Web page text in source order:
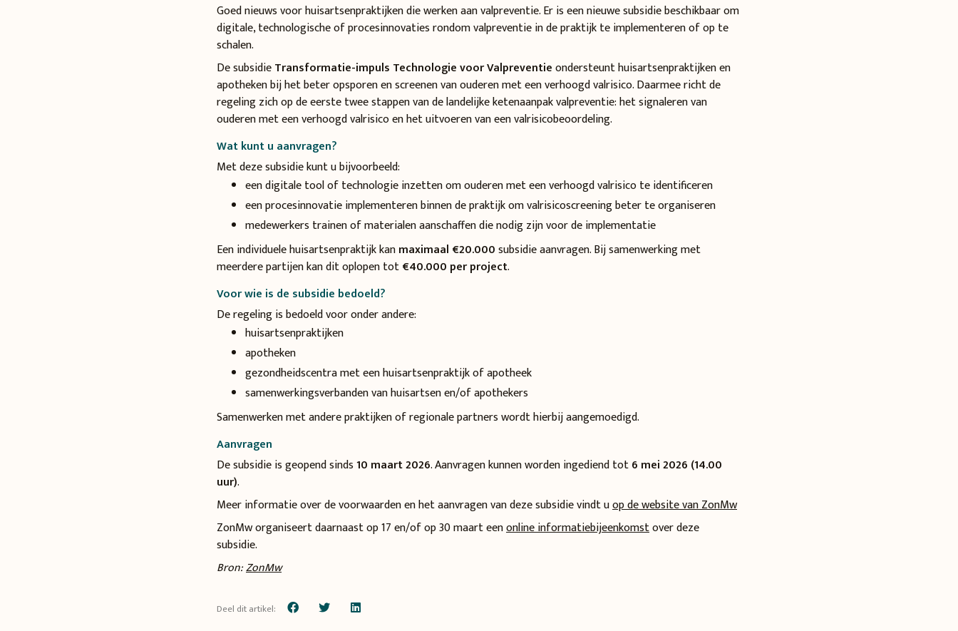
Goed nieuws voor huisartsenpraktijken die werken aan valpreventie. Er is een nieuwe subsidie beschikbaar om
digitale, technologische of procesinnovaties rondom valpreventie in de praktijk te implementeren of op te
schalen.
De subsidieTransformatie-impuls Technologie voor Valpreventieondersteunt huisartsenpraktijken en
apotheken bij het beter opsporen en screenen van ouderen met een verhoogd valrisico. Daarmee richt de
regeling zich op de eerste twee stappen van de landelijke ketenaanpak valpreventie: het signaleren van
ouderen met een verhoogd valrisico en het uitvoeren van een valrisicobeoordeling.
Wat kunt u aanvragen?
Met deze subsidie kunt u bijvoorbeeld:
een digitale tool of technologie inzetten om ouderen met een verhoogd valrisico te identificeren
een procesinnovatie implementeren binnen de praktijk om valrisicoscreening beter te organiseren
medewerkers trainen of materialen aanschaffen die nodig zijn voor de implementatie
Een individuele huisartsenpraktijk kanmaximaal €20.000subsidie aanvragen. Bij samenwerking met
meerdere partijen kan dit oplopen tot€40.000 per project.
Voor wie is de subsidie bedoeld?
De regeling is bedoeld voor onder andere:
huisartsenpraktijken
apotheken
gezondheidscentra met een huisartsenpraktijk of apotheek
samenwerkingsverbanden van huisartsen en/of apothekers
Samenwerken met andere praktijken of regionale partners wordt hierbij aangemoedigd.
Aanvragen
De subsidie is geopend sinds10 maart 2026. Aanvragen kunnen worden ingediend tot6 mei 2026 (14.00
uur).
Meer informatie over de voorwaarden en het aanvragen van deze subsidie vindt uop de website van ZonMw
ZonMw organiseert daarnaast op 17 en/of op 30 maart eenonline informatiebijeenkomstover deze
subsidie.
Bron:ZonMw
Deel dit artikel: